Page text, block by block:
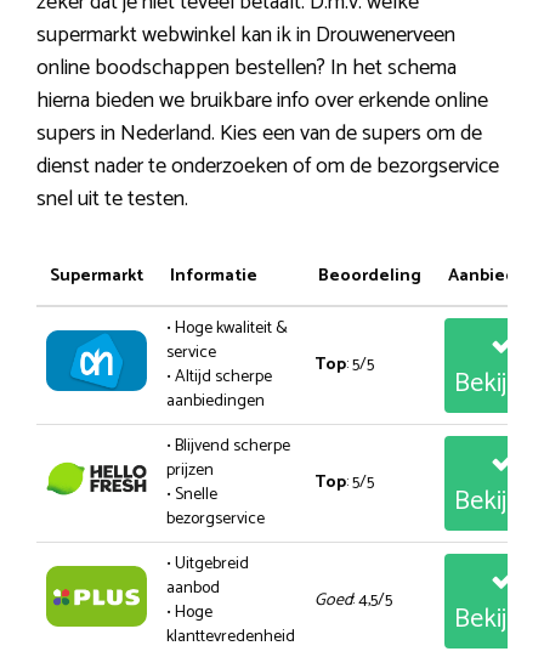
supermarkt webwinkel kan ik in Drouwenerveen
online boodschappen bestellen? In het schema
hierna bieden we bruikbare info over erkende online
supers in Nederland. Kies een van de supers om de
dienst nader te onderzoeken of om de bezorgservice
snel uit te testen.
Supermarkt Informatie Beoordeling
• Hoge kwaliteit &
service
• Altijd scherpe
aanbiedingen
Top: 5/5
• Blijvend scherpe
prijzen
• Snelle
bezorgservice
Top: 5/5
• Uitgebreid
aanbod
• Hoge
klanttevredenheid
Goed: 4,5/5